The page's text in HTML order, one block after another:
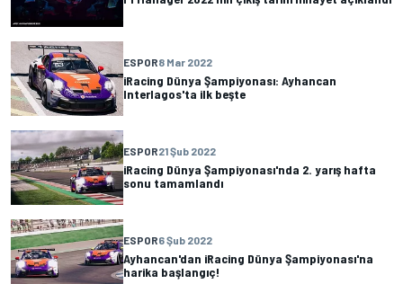
ESPOR8 Mar 2022
iRacing Dünya Şampiyonası: Ayhancan
Interlagos'ta ilk beşte
ESPOR21 Şub 2022
iRacing Dünya Şampiyonası'nda 2. yarış hafta
sonu tamamlandı
ESPOR6 Şub 2022
Ayhancan'dan iRacing Dünya Şampiyonası'na
harika başlangıç!